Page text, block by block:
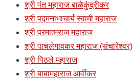
श्री पंत महाराज बाळेकुंद्रीकर
श्री पद्मनाभाचार्य स्वामी महाराज
श्री परमात्मराज महाराज
श्री पाचलेगावकर महाराज (संचारेश्वर)
श्री पिठले महाराज
श्री बाबामहाराज आर्वीकर